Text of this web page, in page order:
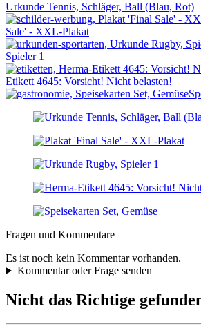
Urkunde Tennis, Schläger, Ball (Blau, Rot)
Sale' - XXL-Plakat
Spieler 1
Etikett 4645: Vorsicht! Nicht belasten!
Fragen und Kommentare
Es ist noch kein Kommentar vorhanden.
Kommentar oder Frage senden
Nicht das Richtige